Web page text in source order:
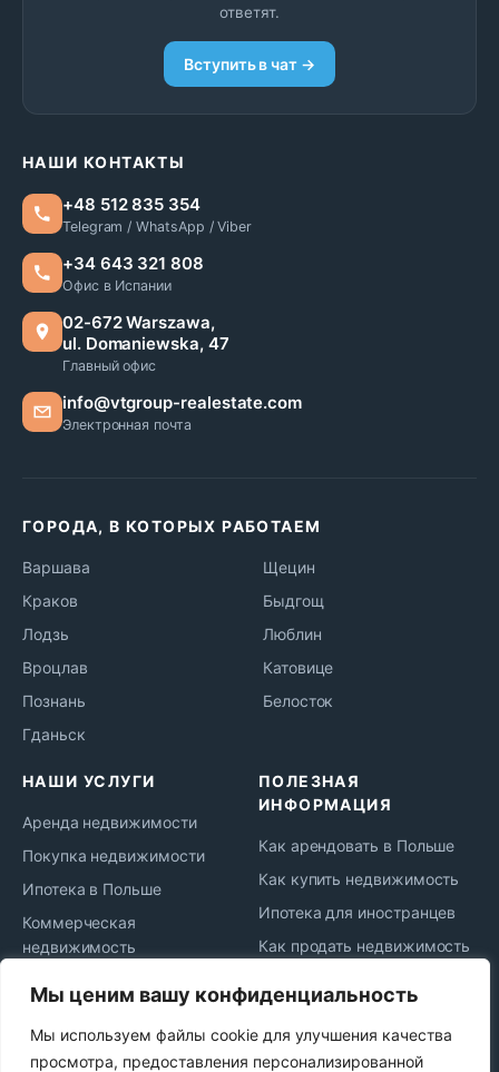
Мы ценим вашу конфиденциальность
Мы используем файлы cookie для улучшения качества
просмотра, предоставления персонализированной
ответят.
Вступить в чат →
НАШИ КОНТАКТЫ
+48 512 835 354
Telegram / WhatsApp / Viber
+34 643 321 808
Офис в Испании
02-672 Warszawa,
ul. Domaniewska, 47
Главный офис
info@vtgroup-realestate.com
Электронная почта
ГОРОДА, В КОТОРЫХ РАБОТАЕМ
Варшава
Краков
Лодзь
Вроцлав
Познань
Гданьск
Щецин
Быдгощ
Люблин
Катовице
Белосток
НАШИ УСЛУГИ
Аренда недвижимости
Покупка недвижимости
Ипотека в Польше
Коммерческая
недвижимость
сопровождение
Сдача в аренду
ПОЛЕЗНАЯ
ИНФОРМАЦИЯ
Как арендовать в Польше
Как купить недвижимость
Ипотека для иностранцев
Как продать недвижимость
Новости рынка
Политика